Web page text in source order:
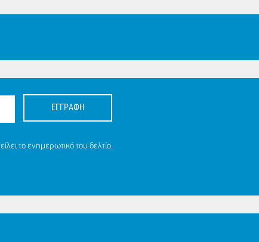
ΕΓΓΡΑΦΗ
το ενημερωτικό του δελτίο.